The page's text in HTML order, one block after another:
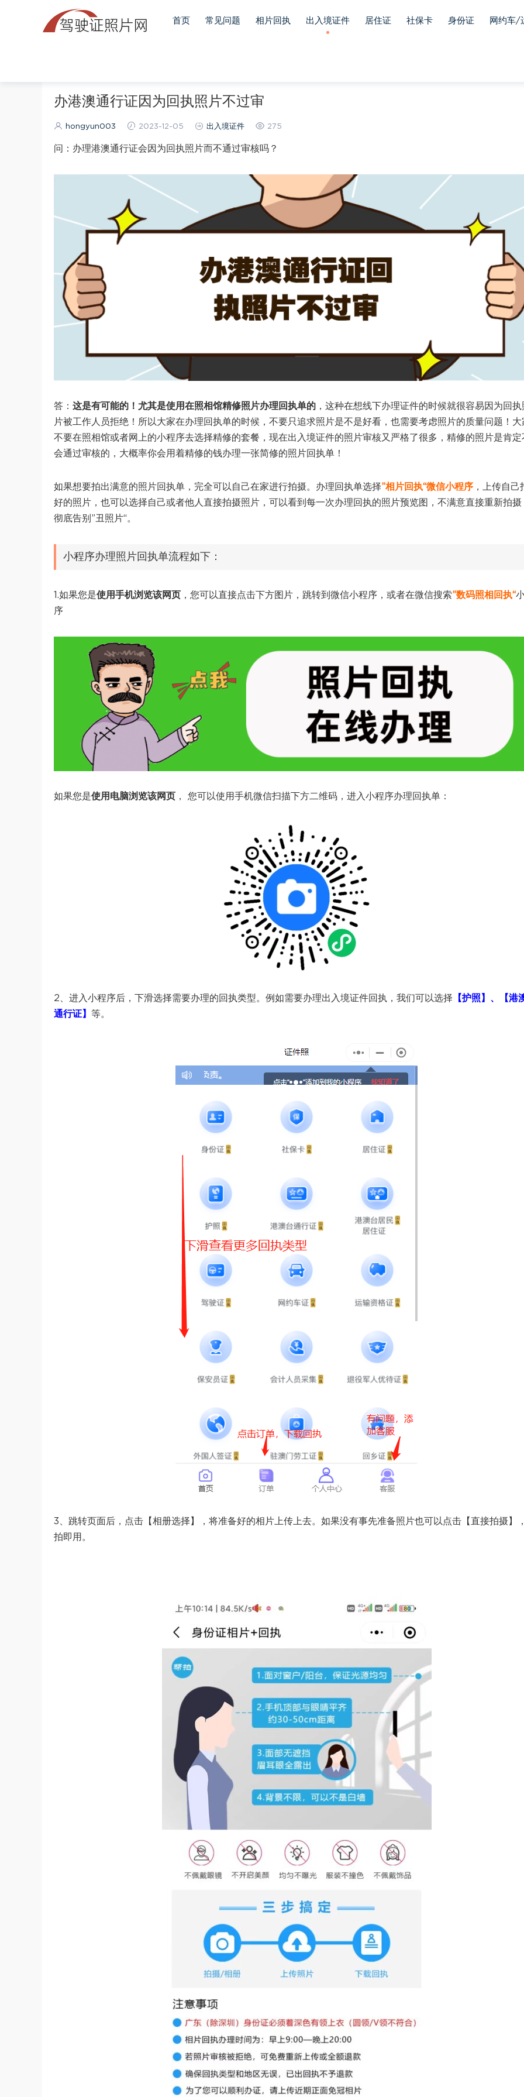
首页 常见问题 相片回执 出入境证件 居住证 社保卡 身份证 网约车/
办港澳通行证因为回执照片不过审
hongyun003 2023-12-05 出入境证件 275
问：办理港澳通行证会因为回执照片而不通过审核吗？
答： 这是有可能的！尤其是使用在照相馆精修照片办理回执单的 ，这种在想线下办理证件的时候就很容易因为回执
片被工作人员拒绝！所以大家在办理回执单的时候，不要只追求照片是不是好看，也需要考虑照片的质量问题！大
不要在照相馆或者网上的小程序去选择精修的套餐，现在出入境证件的照片审核又严格了很多，精修的照片是肯定
会通过审核的，大概率你会用着精修的钱办理一张简修的照片回执单！
如果想要拍出满意的照片回执单，完全可以自己在家进行拍摄。办理回执单选择”相片回执“微信小程序 ，上传自己
好的照片，也可以选择自己或者他人直接拍摄照片，可以看到每一次办理回执的照片预览图，不满意直接重新拍摄
彻底告别”丑照片“。
小程序办理照片回执单流程如下：
1.如果您是使用手机浏览该网页 ，您可以直接点击下方图片，跳转到微信小程序，或者在微信搜索”数码照相回执“
序
如果您是使用电脑浏览该网页 ， 您可以使用手机微信扫描下方二维码，进入小程序办理回执单：
2、进入小程序后，下滑选择需要办理的回执类型。例如需要办理出入境证件回执，我们可以选择 【护照】、【港
通行证】 等。
3、跳转页面后，点击【相册选择】，将准备好的相片上传上去。如果没有事先准备照片也可以点击【直接拍摄】
拍即用。